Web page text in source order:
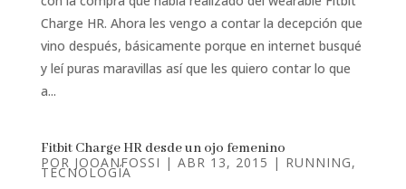
Charge HR. Ahora les vengo a contar la decepción que
vino después, básicamente porque en internet busqué
y leí puras maravillas así que les quiero contar lo que
a...
Fitbit Charge HR desde un ojo femenino
POR JOOANFOSSI | ABR 13, 2015 | RUNNING,
TECNOLOGÍA